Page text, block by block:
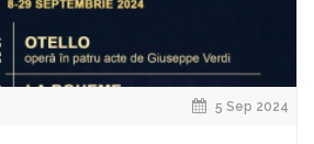
5 Sep 2024